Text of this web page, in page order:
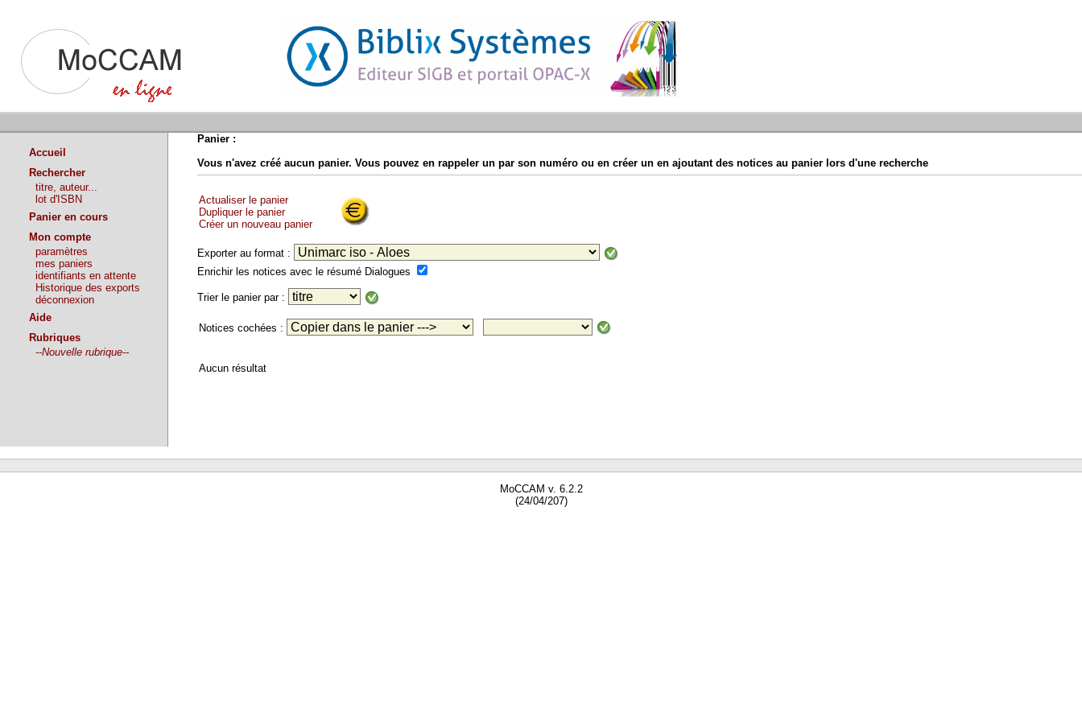
Accueil
Rechercher
titre, auteur...
lot d'ISBN
Panier en cours
Mon compte
paramètres
mes paniers
identifiants en attente
Historique des exports
déconnexion
Aide
Rubriques
--Nouvelle rubrique--
Panier :
Vous n'avez créé aucun panier. Vous pouvez en rappeler un par son numéro ou en créer un en ajoutant des notices au panier lors d'une recherche
Actualiser le panier
Dupliquer le panier
Créer un nouveau panier
Exporter au format :
Enrichir les notices avec le résumé Dialogues
Trier le panier par :
Notices cochées :
Aucun résultat
MoCCAM v. 6.2.2
(24/04/207)